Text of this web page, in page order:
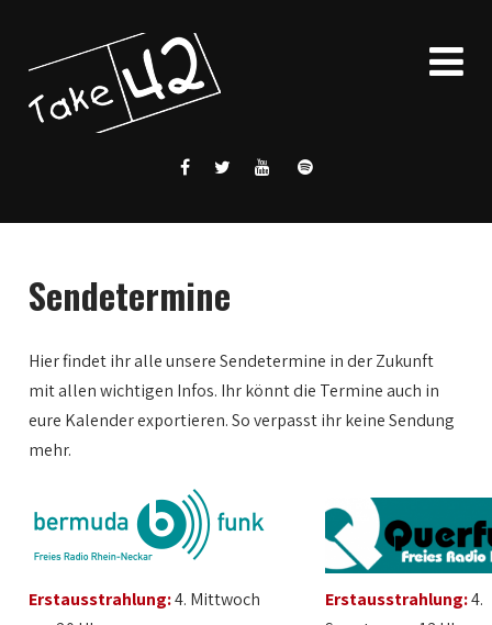
Sendetermine
Hier findet ihr alle unsere Sendetermine in der Zukunft
mit allen wichtigen Infos. Ihr könnt die Termine auch in
eure Kalender exportieren. So verpasst ihr keine Sendung
mehr.
Erstausstrahlung:4. Mittwoch
Erstausstrahlung:4.